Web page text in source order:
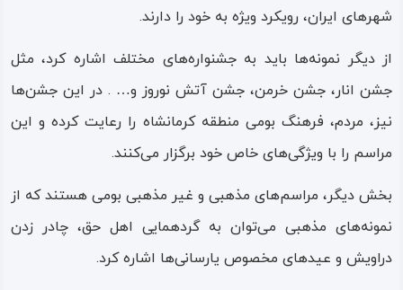
شهرهای ایران، رويكرد ويژه به خود را دارند.
از دیگر نمونه‌ها باید به جشنواره‌های مختلف اشاره کرد، مثل
جشن انار، جشن خرمن، جشن آتش نوروز و… . در این جشن‌ها
نیز، مردم، فرهنگ بومی منطقه کرمانشاه را رعایت کرده و این
مراسم را با ویژگی‌های خاص خود برگزار می‌كنند.
بخش ديگر، مراسم‌های مذهبی و غیر مذهبی بومی هستند كه از
نمونه‌های مذهبی می‌توان به گردهمایی اهل‌ حق‌، چادر زدن
دراویش و عیدهای مخصوص یارسانی‌ها اشاره كرد.